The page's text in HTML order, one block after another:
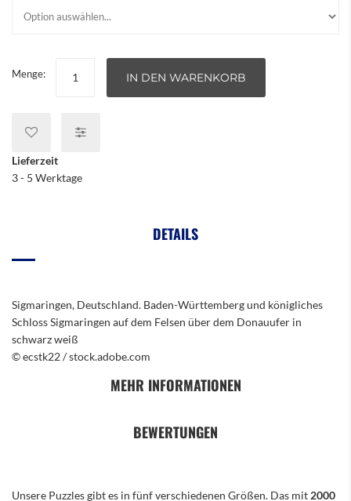
Menge: IN DEN WARENKORB
Lieferzeit
3 - 5 Werktage
DETAILS
Sigmaringen, Deutschland. Baden-Württemberg und königliches
Schloss Sigmaringen auf dem Felsen über dem Donauufer in
schwarz weiß
© ecstk22 / stock.adobe.com
MEHR INFORMATIONEN
BEWERTUNGEN
Unsere Puzzles gibt es in fünf verschiedenen Größen. Das mit 2000